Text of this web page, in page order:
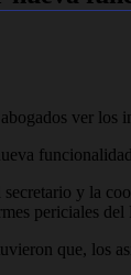
ver los
y la
periciales del
que, los